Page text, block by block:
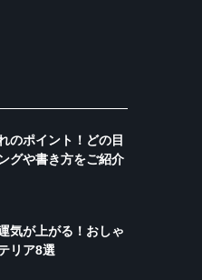
のポイント！どの目
グや書き方をご紹介
気が上がる！おしゃ
リア8選